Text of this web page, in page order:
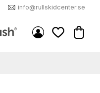
info@rullskidcenter.se